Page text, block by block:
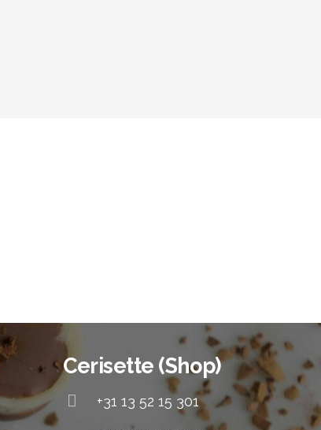
Cerisette (Shop)
+31 13 52 15 301